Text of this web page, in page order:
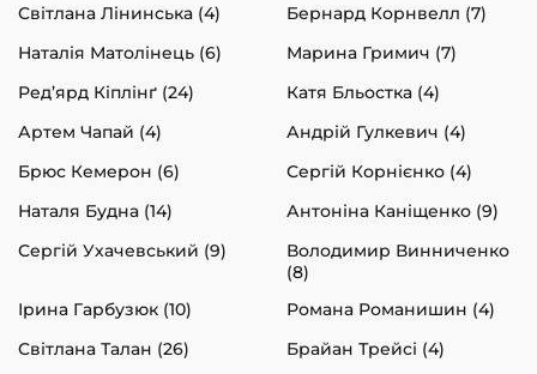
Світлана Лінинська (4)
Бернард Корнвелл (7)
Наталія Матолінець (6)
Марина Гримич (7)
Ред’ярд Кіплінґ (24)
Катя Бльостка (4)
Артем Чапай (4)
Андрій Гулкевич (4)
Брюс Кемерон (6)
Сергій Корнієнко (4)
Наталя Будна (14)
Антоніна Каніщенко (9)
Сергій Ухачевський (9)
Володимир Винниченко
(8)
Ірина Гарбузюк (10)
Романа Романишин (4)
Світлана Талан (26)
Брайан Трейсі (4)